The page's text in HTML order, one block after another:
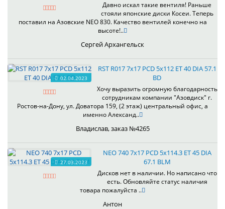
Давно искал такие вентиля! Раньше
стояли японские диски Косеи. Теперь
поставил на Азовские NEO 830. Качество вентилей конечно на
высоте!..
Сергей Архангельск
02.04.2023
RST R017 7x17 PCD 5x112 ET 40 DIA 57.1
BD
Хочу выразить огромную благодарность
сотрудникам компании "Азовдиск" г.
Ростов-на-Дону, ул. Доватора 159, (2 этаж) центральный офис, а
именно Александ..
Владислав, заказ №4265
27.03.2023
NEO 740 7x17 PCD 5x114.3 ET 45 DIA
67.1 BLM
Дисков нет в наличии. Но написано что
есть. Обновляйте статус наличия
товара пожалуйста ..
Антон